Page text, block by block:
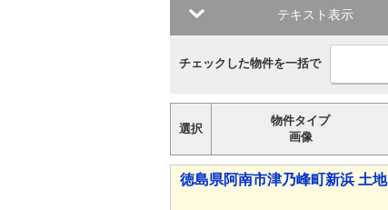
テキスト表示
チェックした物件を一括で
選択
物件タイプ
画像
徳島県阿南市津乃峰町新浜 土地